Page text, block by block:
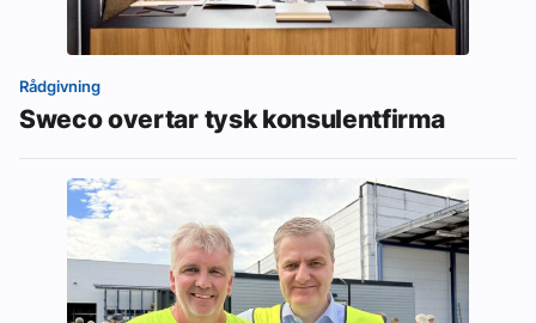
Rådgivning
Sweco overtar tysk konsulentfirma